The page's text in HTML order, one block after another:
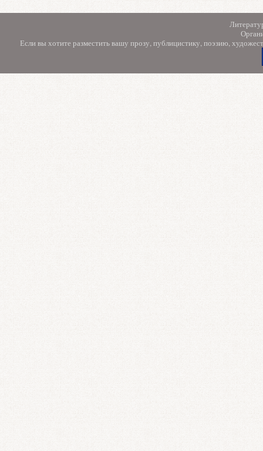
Если вы хотите разместить вашу прозу, публицистику, поэзию,